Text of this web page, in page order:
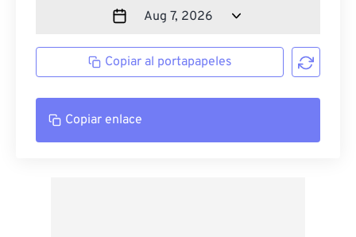
Copiar al portapapeles
Copiar enlace